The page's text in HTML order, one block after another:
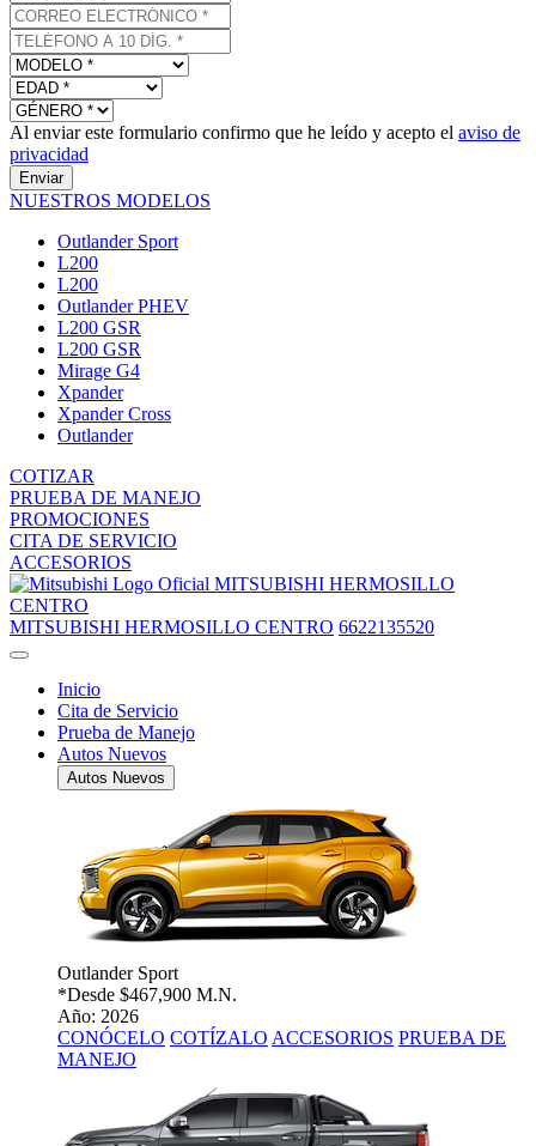
Al enviar este formulario confirmo que he leído y acepto el aviso de
privacidad
Enviar
NUESTROS MODELOS
Outlander Sport
L200
L200
Outlander PHEV
L200 GSR
L200 GSR
Mirage G4
Xpander
Xpander Cross
Outlander
COTIZAR
PRUEBA DE MANEJO
PROMOCIONES
CITA DE SERVICIO
ACCESORIOS
MITSUBISHI HERMOSILLO
CENTRO
MITSUBISHI HERMOSILLO CENTRO 6622135520
Inicio
Cita de Servicio
Prueba de Manejo
Autos Nuevos
Autos Nuevos
Outlander Sport
*Desde $467,900 M.N.
Año: 2026
CONÓCELO COTÍZALO ACCESORIOS PRUEBA DE
MANEJO